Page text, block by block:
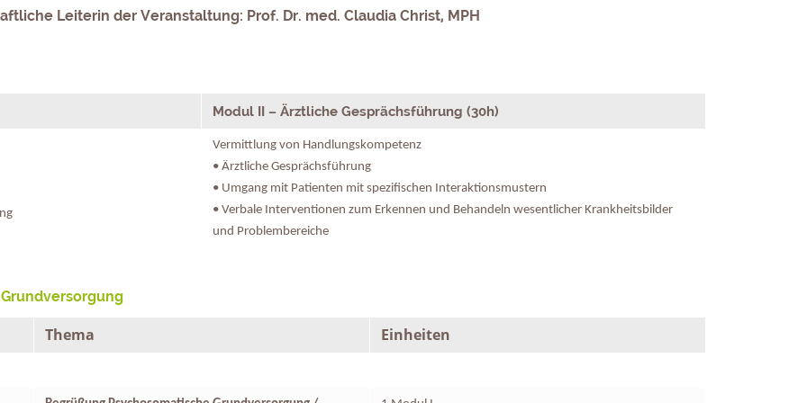
Leiterin der Veranstaltung: Prof. Dr. med. Claudia Christ, MPH
Modul II – Ärztliche Gesprächsführung (30h)
Vermittlung von Handlungskompetenz
• Ärztliche Gesprächsführung
• Umgang mit Patienten mit spezifischen Interaktionsmustern
• Verbale Interventionen zum Erkennen und Behandeln wesentlicher Krankheitsbilder
und Problembereiche
Thema Einheiten